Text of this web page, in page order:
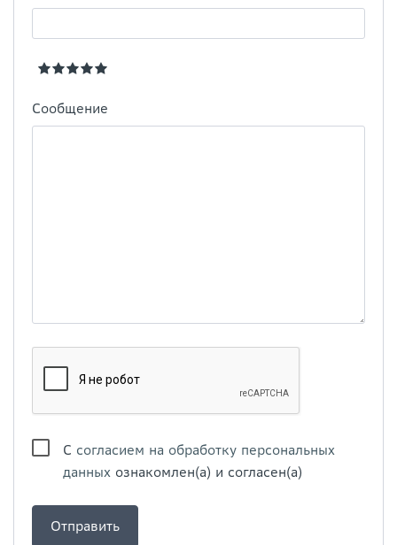
Сообщение
С согласием на обработку персональных
данных ознакомлен(а) и согласен(а)